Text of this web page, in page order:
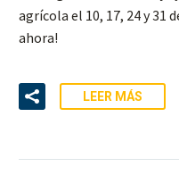
agrícola el 10, 17, 24 y 31
ahora!
LEER MÁS